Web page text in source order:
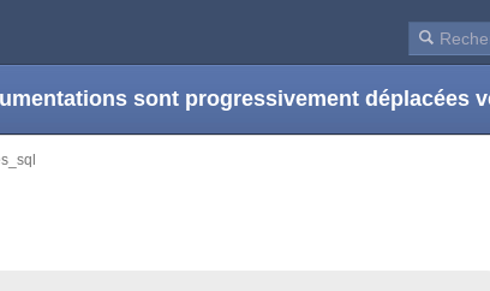
sont progressivement déplacées